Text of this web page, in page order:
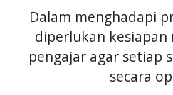
Dalam menghadapi
diperlukan kesiapan
pengajar agar setiap
secara